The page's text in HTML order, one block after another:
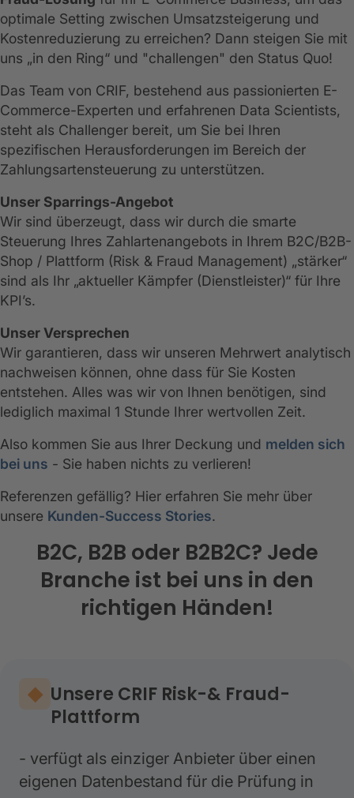
optimale Setting zwischen Umsatzsteigerung und
Kostenreduzierung zu erreichen? Dann steigen Sie mit
uns „in den Ring“ und "challengen" den Status Quo!
Das Team von CRIF, bestehend aus passionierten E-
Commerce-Experten und erfahrenen Data Scientists,
steht als Challenger bereit, um Sie bei Ihren
spezifischen Herausforderungen im Bereich der
Zahlungsartensteuerung zu unterstützen.
Unser Sparrings-Angebot
Wir sind überzeugt, dass wir durch die smarte
Steuerung Ihres Zahlartenangebots in Ihrem B2C/B2B-
Shop / Plattform (Risk & Fraud Management) „stärker“
sind als Ihr „aktueller Kämpfer (Dienstleister)“ für Ihre
KPI’s.
Unser Versprechen
Wir garantieren, dass wir unseren Mehrwert analytisch
nachweisen können, ohne dass für Sie Kosten
entstehen. Alles was wir von Ihnen benötigen, sind
lediglich maximal 1 Stunde Ihrer wertvollen Zeit.
Also kommen Sie aus Ihrer Deckung und melden sich
bei uns - Sie haben nichts zu verlieren!
Referenzen gefällig? Hier erfahren Sie mehr über
unsere Kunden-Success Stories.
B2C, B2B oder B2B2C? Jede
Branche ist bei uns in den
richtigen Händen!
Unsere CRIF Risk-& Fraud-
Plattform
- verfügt als einziger Anbieter über einen
eigenen Datenbestand für die Prüfung in